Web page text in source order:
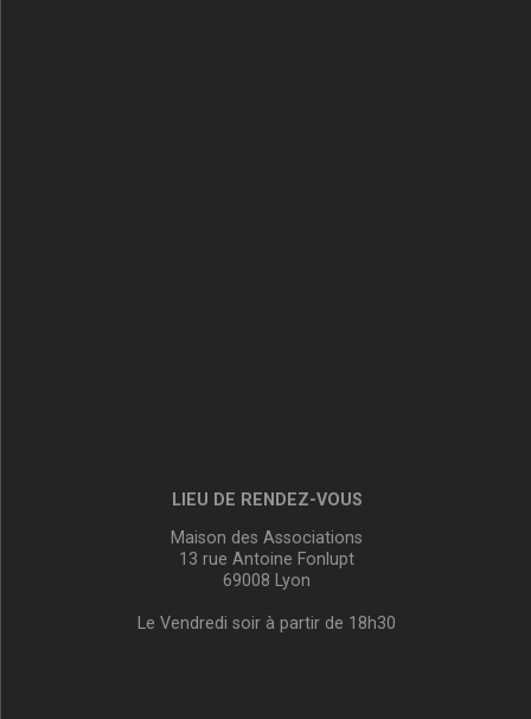
LIEU DE RENDEZ-VOUS
Maison des Associations
13 rue Antoine Fonlupt
69008 Lyon
Le Vendredi soir à partir de 18h30